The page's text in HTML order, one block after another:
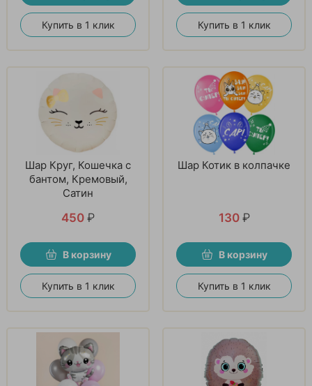
Купить в 1 клик Купить в 1 клик
Шар Круг, Кошечка с
бантом, Кремовый,
Сатин
450 ₽
В корзину
Купить в 1 клик
Шар Котик в колпачке
130 ₽
В корзину
Купить в 1 клик